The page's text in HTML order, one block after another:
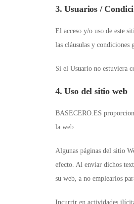
3. Usuarios /
El acceso y/o uso de este
las cláusulas y condiciones
Si el Usuario no estuviera
4. Uso del sitio web
BASECERO.ES
la web.
Algunas páginas del sitio
efecto. Al enviar dichos
su web, a no emplearlos
Incurrir en actividades